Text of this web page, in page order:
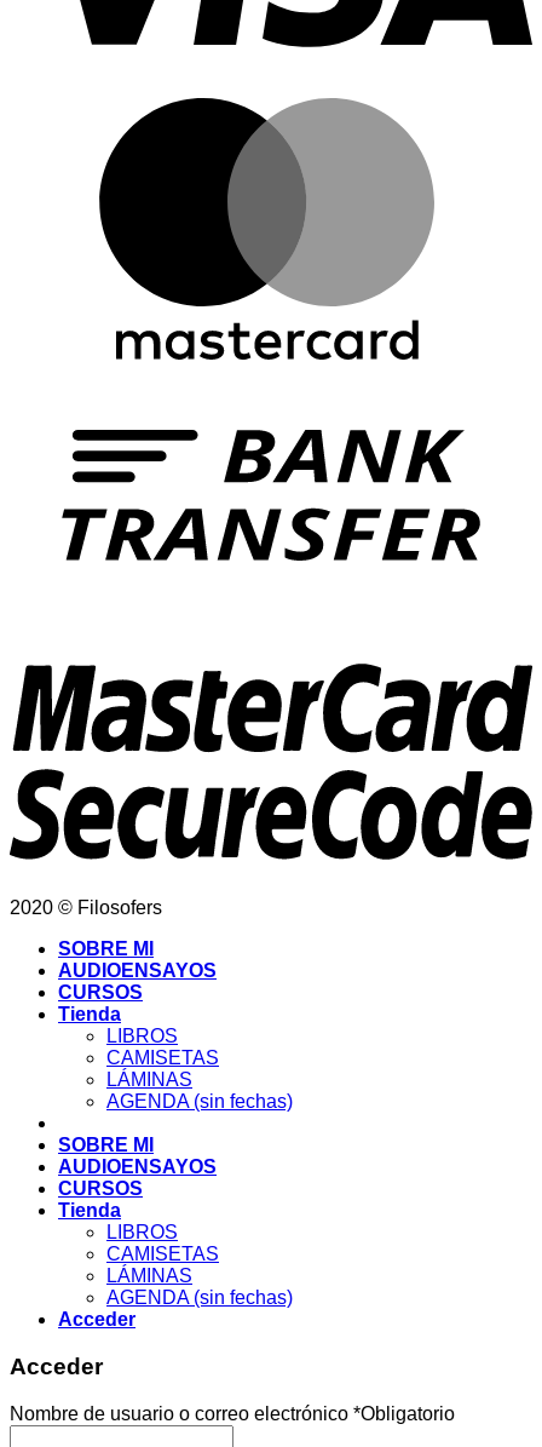
2020 © Filosofers
SOBRE MI
AUDIOENSAYOS
CURSOS
Tienda
LIBROS
CAMISETAS
LÁMINAS
AGENDA (sin fechas)
SOBRE MI
AUDIOENSAYOS
CURSOS
Tienda
LIBROS
CAMISETAS
LÁMINAS
AGENDA (sin fechas)
Acceder
Acceder
Nombre de usuario o correo electrónico *Obligatorio